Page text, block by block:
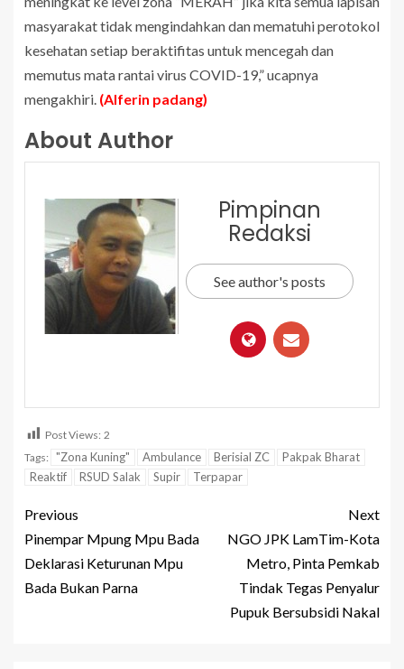
masyarakat tidak mengindahkan dan mematuhi perotokol
kesehatan setiap beraktifitas untuk mencegah dan
memutus mata rantai virus COVID-19,” ucapnya
mengakhiri. (Alferin padang)
About Author
Pimpinan
Redaksi
See author's posts
Post Views: 2
Tags: "Zona Kuning" Ambulance Berisial ZC
Pakpak Bharat
Reaktif
RSUD Salak Supir Terpapar
Previous
Pinempar Mpung Mpu Bada
Deklarasi Keturunan Mpu
Bada Bukan Parna
Next
NGO JPK LamTim-Kota
Metro, Pinta Pemkab
Tindak Tegas Penyalur
Pupuk Bersubsidi Nakal